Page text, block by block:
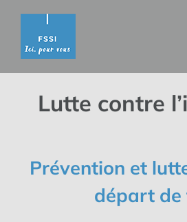
Passer
contenu
Lutte contre
Prévention et
départ de